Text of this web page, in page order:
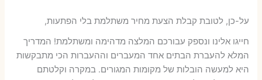
על-כן, לטובת קבלת הצעת מחיר משתלמת בלי הפתעות,
חייגו אלינו ונספק עבורכם המלצה מדהימה ומשתלמת! המדריך
המלא להעברת הבתים אחד המעברים וההעברות הכי מתבקשות
היא למעשה הובלות של מקומות המגורים. במקרה וקלטתם